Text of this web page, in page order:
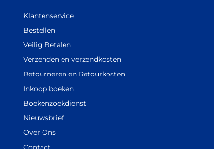
Klantenservice
Bestellen
Veilig Betalen
Verzenden en verzendkosten
Retourneren en Retourkosten
Inkoop boeken
Boekenzoekdienst
Nieuwsbrief
Over Ons
Contact